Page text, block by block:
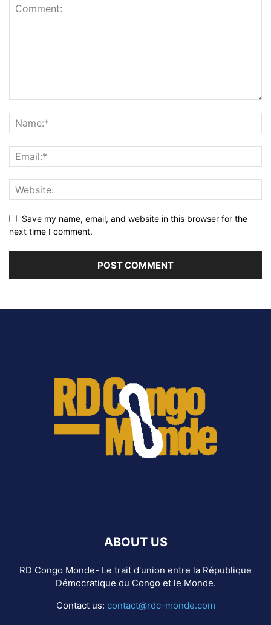
Save my name, email, and website in this browser for the
next time I comment.
ABOUT US
RD Congo Monde- Le trait d'union entre la République
Démocratique du Congo et le Monde.
Contact us: contact@rdc-monde.com